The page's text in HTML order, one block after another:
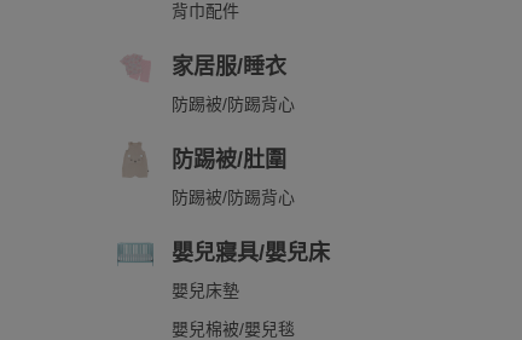
背巾配件
家居服/睡衣
防踢被/防踢背心
防踢被/肚圍
防踢被/防踢背心
嬰兒寢具/嬰兒床
嬰兒床墊
嬰兒棉被/嬰兒毯